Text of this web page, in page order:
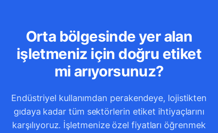
Orta bölgesinde yer alan
işletmeniz için doğru etiket
mi arıyorsunuz?
Endüstriyel kullanımdan perakendeye, lojistikten
gıdaya kadar tüm sektörlerin etiket ihtiyaçlarını
karşılıyoruz. İşletmenize özel fiyatları öğrenmek